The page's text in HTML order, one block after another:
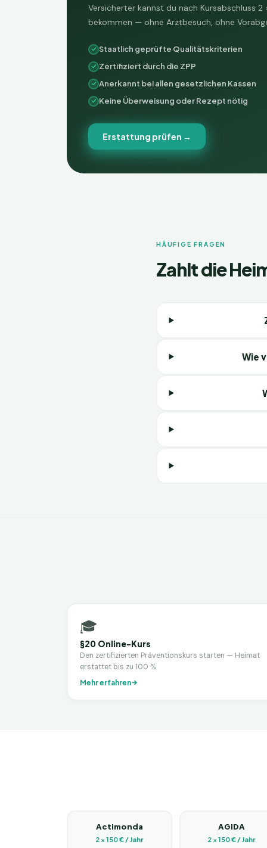
Versicherter kannst du nach Kursabschluss 2
bekommen — ohne Arztbesuch, ohne
Staatlich geprüfte Qualitätskriterien
Zertifiziert durch die ZPP
Anerkannt bei allen gesetzlichen Kassen
Keine Überweisung oder Rezept nötig
Erstattung prüfen →
HÄUFIGE FRAGEN
Zahlt die
Wie
🎓
§20 Online-Kurs
Den zertifizierten Präventionskurs starten — Heimat
erstattet bis zu 100 %
Mehr erfahren
Actimonda
2 × 150 € / Jahr
AGIDA
2 × 150 € / Jahr